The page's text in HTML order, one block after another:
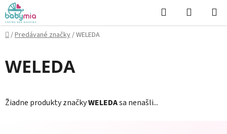
Prejsť
na
obsah
Hľadať
KOŠÍK
Domov
/Predávané značky/WELEDA
WELEDA
Žiadne produkty značkyWELEDAsa nenašli...